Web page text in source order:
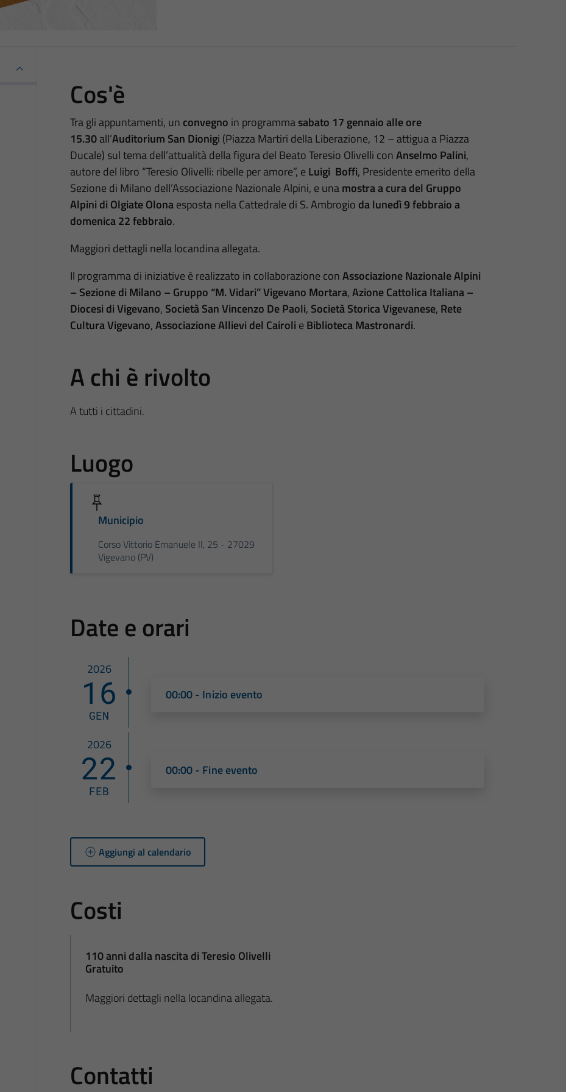
Cos'è
Tra gli appuntamenti, un convegno in programmasabato 17 gennaio alle ore
15.30all’Auditorium San Dionigi (Piazza Martiri della Liberazione, 12 – attigua a Piazza
Ducale) sul tema dell’attualità della figura del Beato Teresio Olivelli conAnselmo Palini,
autore del libro “Teresio Olivelli: ribelle per amore”, e Luigi Boffi, Presidente emerito della
Sezione di Milano dell’Associazione Nazionale Alpini, e unamostra a cura del Gruppo
Alpini di Olgiate Olonaesposta nella Cattedrale di S. Ambrogio da lunedì 9 febbraio a
domenica 22 febbraio.
Maggiori dettagli nella locandina allegata.
Il programma di iniziative è realizzato in collaborazione conAssociazione Nazionale Alpini
– Sezione di Milano – Gruppo “M. Vidari” Vigevano Mortara,Azione Cattolica Italiana –
Diocesi di Vigevano, Società San Vincenzo De Paoli, Società Storica Vigevanese, Rete
Cultura Vigevano,Associazione Allievi del Cairoli e Biblioteca Mastronardi.
A chi è rivolto
A tutti i cittadini.
Luogo
Municipio
Corso Vittorio Emanuele II, 25 - 27029
Vigevano (PV)
Date e orari
2026
16
GEN
00:00 - Inizio evento
2026
22
FEB
00:00 - Fine evento
Aggiungi al calendario
Costi
110 anni dalla nascita di Teresio Olivelli
Gratuito
Maggiori dettagli nella locandina allegata.
Contatti